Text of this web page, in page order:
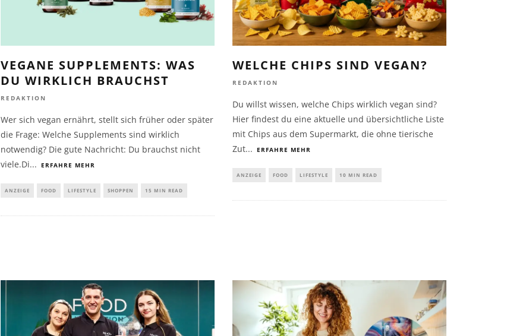
VEGANE SUPPLEMENTS: WAS
DU WIRKLICH BRAUCHST
REDAKTION
Wer sich vegan ernährt, stellt sich früher oder später
die Frage: Welche Supplements sind wirklich
notwendig? Die gute Nachricht: Du brauchst nicht
viele.Di... ERFAHRE MEHR
ANZEIGE FOOD LIFESTYLE SHOPPEN 15 MIN READ
WELCHE CHIPS SIND VEGAN?
REDAKTION
Du willst wissen, welche Chips wirklich vegan sind?
Hier findest du eine aktuelle und übersichtliche Liste
mit Chips aus dem Supermarkt, die ohne tierische
Zut... ERFAHRE MEHR
ANZEIGE FOOD LIFESTYLE 10 MIN READ